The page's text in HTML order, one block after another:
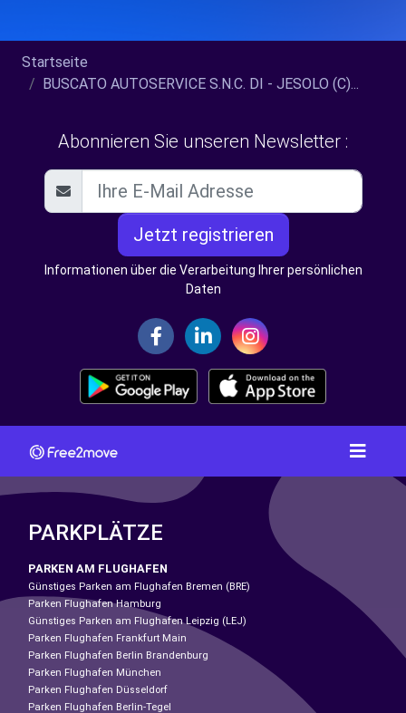
Startseite
BUSCATO AUTOSERVICE S.N.C. DI - JESOLO (C)...
Abonnieren Sie unseren Newsletter :
Jetzt registrieren
Informationen über die Verarbeitung Ihrer persönlichen
Daten
PARKPLÄTZE
PARKEN AM FLUGHAFEN
Günstiges Parken am Flughafen Bremen (BRE)
Parken Flughafen Hamburg
Günstiges Parken am Flughafen Leipzig (LEJ)
Parken Flughafen Frankfurt Main
Parken Flughafen Berlin Brandenburg
Parken Flughafen München
Parken Flughafen Düsseldorf
Parken Flughafen Berlin-Tegel